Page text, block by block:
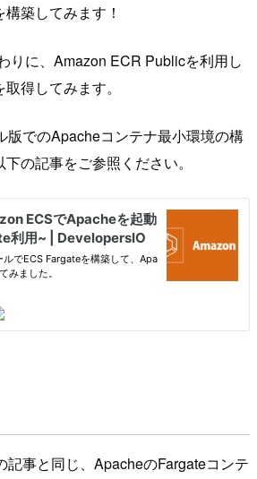
築してみます！
りに、Amazon ECR Publicを利用し
得してみます。
版でのApacheコンテナ最小環境の構
の記事をご参照ください。
記事と同じ、ApacheのFargateコンテ